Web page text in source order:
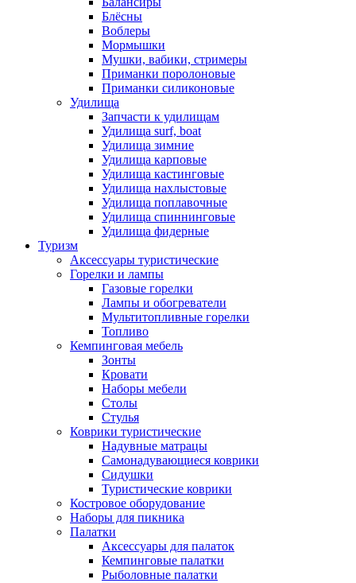
Блёсны
Воблеры
Мормышки
Мушки, вабики, стримеры
Приманки поролоновые
Приманки силиконовые
Удилища
Запчасти к удилищам
Удилища surf, boat
Удилища зимние
Удилища карповые
Удилища кастинговые
Удилища нахлыстовые
Удилища поплавочные
Удилища спиннинговые
Удилища фидерные
Туризм
Аксессуары туристические
Горелки и лампы
Газовые горелки
Лампы и обогреватели
Мультитопливные горелки
Топливо
Кемпинговая мебель
Зонты
Кровати
Наборы мебели
Столы
Стулья
Коврики туристические
Надувные матрацы
Самонадувающиеся коврики
Сидушки
Туристические коврики
Костровое оборудование
Наборы для пикника
Палатки
Аксессуары для палаток
Кемпинговые палатки
Рыболовные палатки